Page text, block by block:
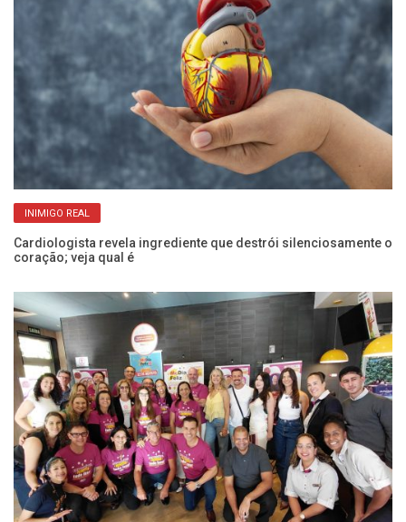
INIMIGO REAL
Cardiologista revela ingrediente que destrói silenciosamente o
coração; veja qual é